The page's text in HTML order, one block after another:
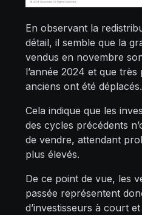
En observant la
détail, il semble que la
vendus en novembre
l’année 2024 et que très
anciens ont été déplacés.
Cela indique que les
des cycles précédents
de vendre, attendant
plus élevés.
De ce point de vue, les
passée représentent
d’investisseurs à court